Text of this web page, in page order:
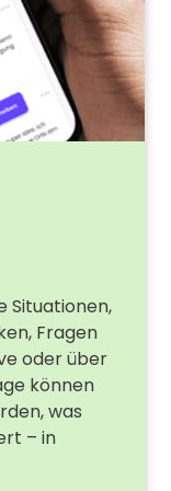
Situationen,
Fragen
oder über
können
was
– in